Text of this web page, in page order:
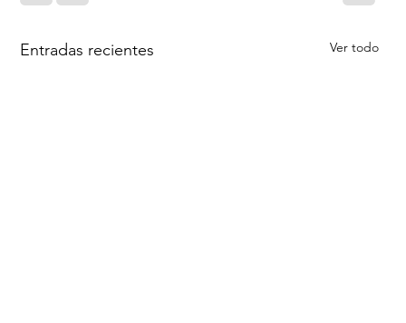
Entradas recientes Ver todo